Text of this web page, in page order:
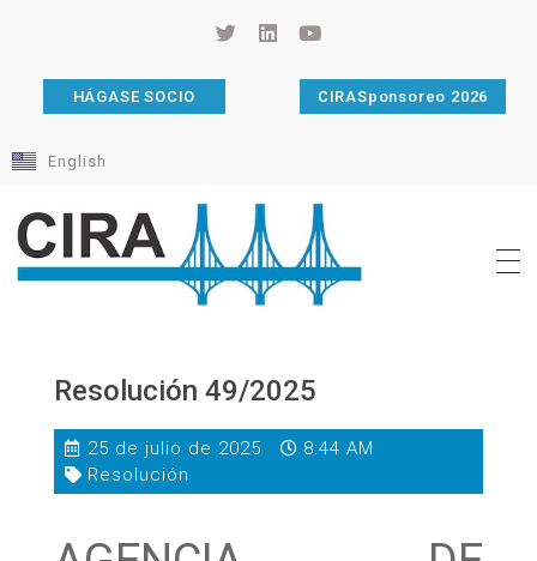
HÁGASE SOCIO CIRASponsoreo 2026
English
Resolución 49/2025
25 de julio de 2025
8:44 AM
Resolución